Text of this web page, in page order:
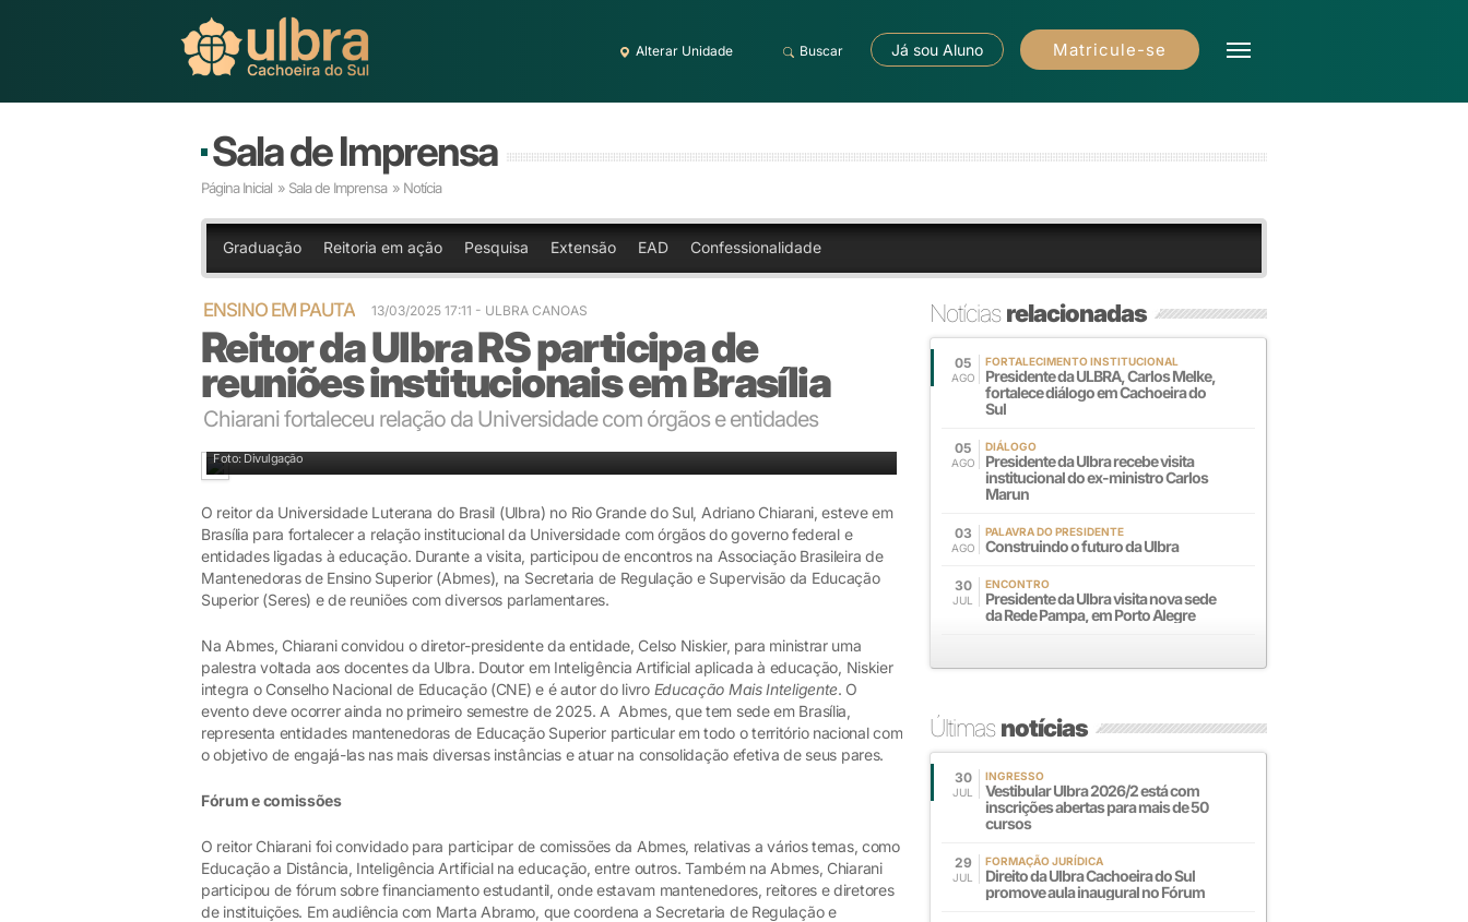
Alterar Unidade Buscar Já sou Aluno Matricule-se
Sala de Imprensa
Página Inicial » Sala de Imprensa » Notícia
Graduação Reitoria em ação Pesquisa Extensão EAD Confessionalidade
ENSINO EM PAUTA 13/03/2025 17:11 - ULBRA CANOAS
Reitor da Ulbra RS participa de
reuniões institucionais em Brasília
Chiarani fortaleceu relação da Universidade com órgãos e entidades
Foto: Divulgação
O reitor da Universidade Luterana do Brasil (Ulbra) no Rio Grande do Sul, Adriano Chiarani, esteve em
Brasília para fortalecer a relação institucional da Universidade com órgãos do governo federal e
entidades ligadas à educação. Durante a visita, participou de encontros na Associação Brasileira de
Mantenedoras de Ensino Superior (Abmes), na Secretaria de Regulação e Supervisão da Educação
Superior (Seres) e de reuniões com diversos parlamentares.
Na Abmes, Chiarani convidou o diretor-presidente da entidade, Celso Niskier, para ministrar uma
palestra voltada aos docentes da Ulbra. Doutor em Inteligência Artificial aplicada à educação, Niskier
integra o Conselho Nacional de Educação (CNE) e é autor do livro Educação Mais Inteligente. O
evento deve ocorrer ainda no primeiro semestre de 2025. A Abmes, que tem sede em Brasília,
representa entidades mantenedoras de Educação Superior particular em todo o território nacional com
o objetivo de engajá-las nas mais diversas instâncias e atuar na consolidação efetiva de seus pares.
Fórum e comissões
O reitor Chiarani foi convidado para participar de comissões da Abmes, relativas a vários temas, como
Educação a Distância, Inteligência Artificial na educação, entre outros. Também na Abmes, Chiarani
participou de fórum sobre financiamento estudantil, onde estavam mantenedores, reitores e diretores
de instituições. Em audiência com Marta Abramo, que coordena a Secretaria de Regulação e
Notíciasrelacionadas
05
AGO
FORTALECIMENTO INSTITUCIONAL
Presidente da ULBRA, Carlos Melke,
fortalece diálogo em Cachoeira do
Sul
05
AGO
DIÁLOGO
Presidente da Ulbra recebe visita
institucional do ex-ministro Carlos
Marun
03
AGO
PALAVRA DO PRESIDENTE
Construindo o futuro da Ulbra
30
JUL
ENCONTRO
Presidente da Ulbra visita nova sede
da Rede Pampa, em Porto Alegre
Últimasnotícias
30
JUL
INGRESSO
Vestibular Ulbra 2026/2 está com
inscrições abertas para mais de 50
cursos
29
JUL
FORMAÇÃO JURÍDICA
Direito da Ulbra Cachoeira do Sul
promove aula inaugural no Fórum